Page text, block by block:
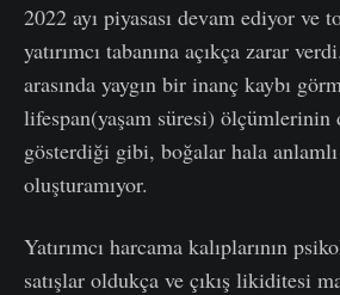
2022 ayı piyasası devam ediyor ve
yatırımcı tabanına açıkça zarar
arasında yaygın bir inanç kaybı
lifespan(yaşam süresi) ölçümlerinin
gösterdiği gibi, boğalar hala
oluşturamıyor.
Yatırımcı harcama kalıplarının
satışlar oldukça ve çıkış likiditesi